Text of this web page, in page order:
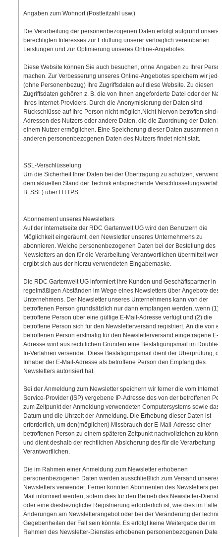
Angaben zum Wohnort (Postleitzahl usw.)
Die Verarbeitung der personenbezogenen Daten erfolgt aufgrund unseres
berechtigten Interesses zur Erfüllung unserer vertraglich vereinbarten
Leistungen und zur Optimierung unseres Online-Angebotes.
Diese Website können Sie auch besuchen, ohne Angaben zu Ihrer
machen. Zur Verbesserung unseres Online-Angebotes speichern wir
(ohne Personenbezug) Ihre Zugriffsdaten auf diese Website. Zu diesen
Zugriffsdaten gehören z. B. die von Ihnen angeforderte Datei oder der
Ihres Internet-Providers. Durch die Anonymisierung der Daten sind
Rückschlüsse auf Ihre Person nicht möglich.Nicht hiervon betroffen sind
Adressen des Nutzers oder andere Daten, die die Zuordnung der Daten
einem Nutzer ermöglichen. Eine Speicherung dieser Daten zusammen
anderen personenbezogenen Daten des Nutzers findet nicht statt.
SSL-Verschlüsselung
Um die Sicherheit Ihrer Daten bei der Übertragung zu schützen,
dem aktuellen Stand der Technik entsprechende
B. SSL) über HTTPS.
Abonnement unseres Newsletters
Auf der Internetseite der RDC Gartenwelt UG wird den Benutzern die
Möglichkeit eingeräumt, den Newsletter unseres Unternehmens zu
abonnieren. Welche personenbezogenen Daten bei der Bestellung des
Newsletters an den für die Verarbeitung Verantwortlichen übermittelt
ergibt sich aus der hierzu verwendeten Eingabemaske.
Die RDC Gartenwelt UG informiert ihre Kunden und Geschäftspartner in
regelmäßigen Abständen im Wege eines Newsletters über Angebote des
Unternehmens. Der Newsletter unseres Unternehmens kann von der
betroffenen Person grundsätzlich nur dann empfangen werden, wenn (1)
betroffene Person über eine gültige E-Mail-Adresse verfügt und (2) die
betroffene Person sich für den Newsletterversand registriert. An die von
betroffenen Person erstmalig für den Newsletterversand eingetragene E-
Adresse wird aus rechtlichen Gründen eine Bestätigungsmail im Double-
In-Verfahren versendet. Diese Bestätigungsmail dient der Überprüfung,
Inhaber der E-Mail-Adresse als betroffene Person den Empfang des
Newsletters autorisiert hat.
Bei der Anmeldung zum Newsletter speichern wir ferner die vom Internet-
Service-Provider (ISP) vergebene IP-Adresse des von der betroffenen
zum Zeitpunkt der Anmeldung verwendeten Computersystems sowie das
Datum und die Uhrzeit der Anmeldung. Die Erhebung dieser Daten ist
erforderlich, um den(möglichen) Missbrauch der E-Mail-Adresse einer
betroffenen Person zu einem späteren Zeitpunkt nachvollziehen zu
und dient deshalb der rechtlichen Absicherung des für die Verarbeitung
Verantwortlichen.
Die im Rahmen einer Anmeldung zum Newsletter erhobenen
personenbezogenen Daten werden ausschließlich zum Versand unseres
Newsletters verwendet. Ferner könnten Abonnenten des Newsletters per
Mail informiert werden, sofern dies für den Betrieb des Newsletter-
oder eine diesbezügliche Registrierung erforderlich ist, wie dies im Falle
Änderungen am Newsletterangebot oder bei der Veränderung der
Gegebenheiten der Fall sein könnte. Es erfolgt keine Weitergabe der im
Rahmen des Newsletter-Dienstes erhobenen personenbezogenen